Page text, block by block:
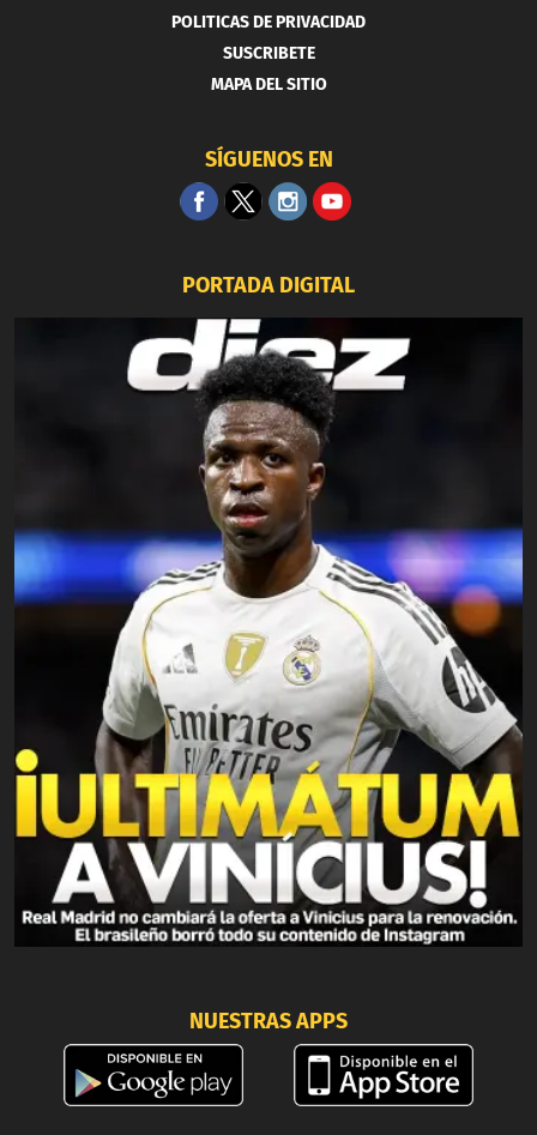
POLITICAS DE PRIVACIDAD
SUSCRIBETE
MAPA DEL SITIO
SÍGUENOS EN
PORTADA DIGITAL
NUESTRAS APPS